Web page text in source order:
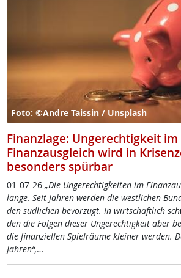
Foto: ©Andre Taissin / Unsplash
Finanzlage: Ungerechtigkeit im
Finanzausgleich wird in
besonders spürbar
01-07-26 „Die Un­ge­rech­tig­kei­ten im
lan­ge. Seit Jah­ren wer­den die west­li­chen
den süd­li­chen be­vor­zugt. In wirt­schaft­lich
den die Fol­gen die­ser Un­ge­rech­tig­keit aber
die fi­nan­zi­el­len Spiel­räu­me klei­ner wer­den.
Jah­ren“,…